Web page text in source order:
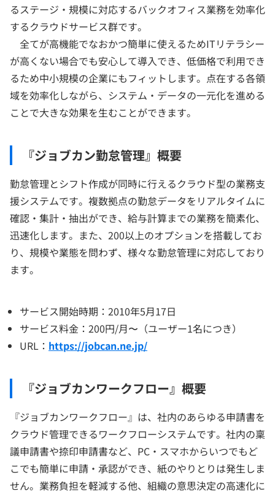
るステージ・規模に対応するバックオフィス業務を効率化
するクラウドサービス群です。
全てが高機能でなおかつ簡単に使えるためITリテラシー
が高くない場合でも安心して導入でき、低価格で利用でき
るため中小規模の企業にもフィットします。点在する各領
域を効率化しながら、システム・データの一元化を進める
ことで大きな効果を生むことができます。
『ジョブカン勤怠管理』概要
勤怠管理とシフト作成が同時に行えるクラウド型の業務支
援システムです。複数拠点の勤怠データをリアルタイムに
確認・集計・抽出ができ、給与計算までの業務を簡素化、
迅速化します。また、200以上のオプションを搭載してお
り、規模や業態を問わず、様々な勤怠管理に対応しており
ます。
サービス開始時期：2010年5月17日
サービス料金：200円/月〜（ユーザー1名につき）
URL： https://jobcan.ne.jp/
『ジョブカンワークフロー』概要
『ジョブカンワークフロー』は、社内のあらゆる申請書を
クラウド管理できるワークフローシステムです。社内の稟
議申請書や捺印申請書など、PC・スマホからいつでもど
こでも簡単に申請・承認ができ、紙のやりとりは発生しま
せん。業務負担を軽減する他、組織の意思決定の高速化に